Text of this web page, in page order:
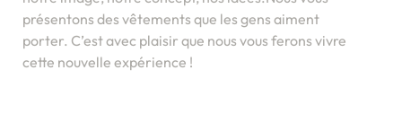
présentons des vêtements que les gens aiment
porter. C’est avec plaisir que nous vous ferons vivre
cette nouvelle expérience !